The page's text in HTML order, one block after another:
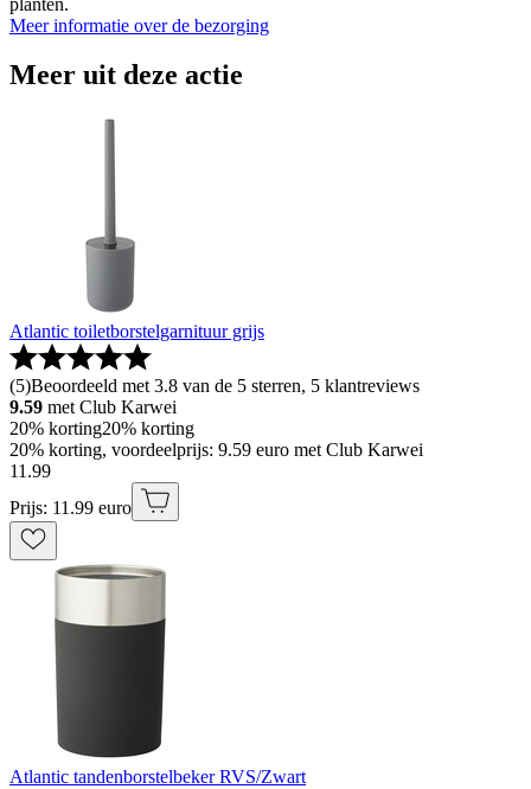
Meer informatie over de bezorging
Meer uit deze actie
Atlantic toiletborstelgarnituur grijs
(5)Beoordeeld met 3.8 van de 5 sterren, 5 klantreviews
9.59 met Club Karwei
20% korting20% korting
20% korting, voordeelprijs: 9.59 euro met Club Karwei
11 .99
Prijs: 11.99 euro
Atlantic tandenborstelbeker RVS/Zwart